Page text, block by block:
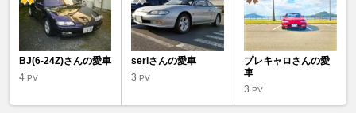
BJ(6-24Z)さんの愛車
4 PV
seriさんの愛車
3PV
プレキャロさんの愛
車
3 PV